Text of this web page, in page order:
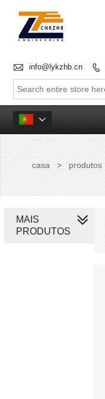
 info@lykzhb.cn 

casa > produtos
MAIS
PRODUTOS